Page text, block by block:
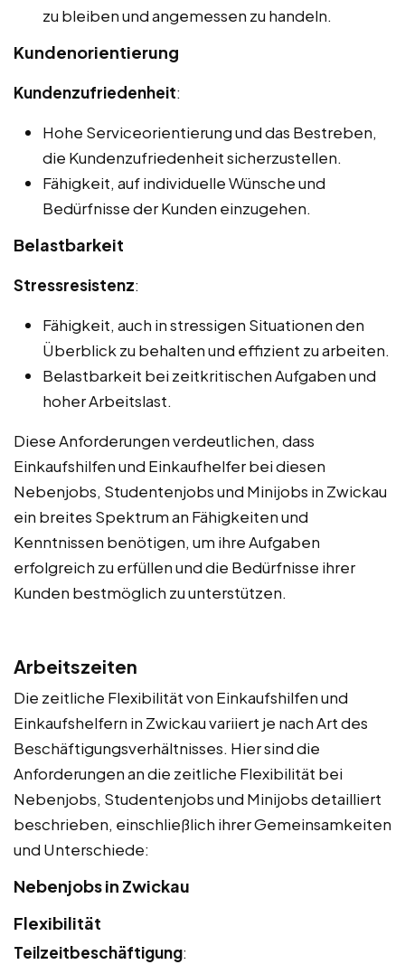
zu bleiben und angemessen zu handeln.
Kundenorientierung
Kundenzufriedenheit:
Hohe Serviceorientierung und das Bestreben,
die Kundenzufriedenheit sicherzustellen.
Fähigkeit, auf individuelle Wünsche und
Bedürfnisse der Kunden einzugehen.
Belastbarkeit
Stressresistenz:
Fähigkeit, auch in stressigen Situationen den
Überblick zu behalten und effizient zu arbeiten.
Belastbarkeit bei zeitkritischen Aufgaben und
hoher Arbeitslast.
Diese Anforderungen verdeutlichen, dass
Einkaufshilfen und Einkaufhelfer bei diesen
Nebenjobs, Studentenjobs und Minijobs in Zwickau
ein breites Spektrum an Fähigkeiten und
Kenntnissen benötigen, um ihre Aufgaben
erfolgreich zu erfüllen und die Bedürfnisse ihrer
Kunden bestmöglich zu unterstützen.
Arbeitszeiten
Die zeitliche Flexibilität von Einkaufshilfen und
Einkaufshelfern in Zwickau variiert je nach Art des
Beschäftigungsverhältnisses. Hier sind die
Anforderungen an die zeitliche Flexibilität bei
Nebenjobs, Studentenjobs und Minijobs detailliert
beschrieben, einschließlich ihrer Gemeinsamkeiten
und Unterschiede:
Nebenjobs in Zwickau
Flexibilität
Teilzeitbeschäftigung: